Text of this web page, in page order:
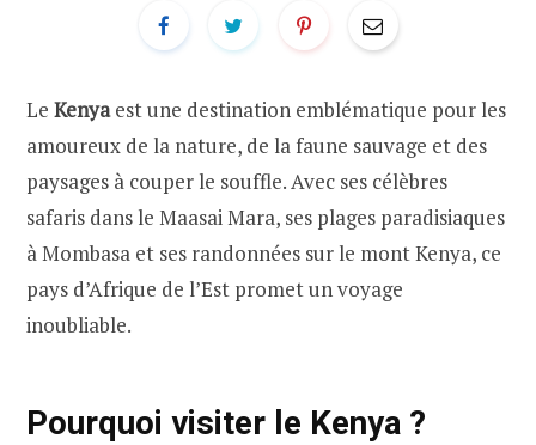
Le Kenyaest une destination emblématique pour les
amoureux de la nature, de la faune sauvage et des
paysages à couper le souffle. Avec ses célèbres
safaris dans le Maasai Mara, ses plages paradisiaques
à Mombasa et ses randonnées sur le mont Kenya, ce
pays d’Afrique de l’Est promet un voyage
inoubliable.
Pourquoi visiter le Kenya ?